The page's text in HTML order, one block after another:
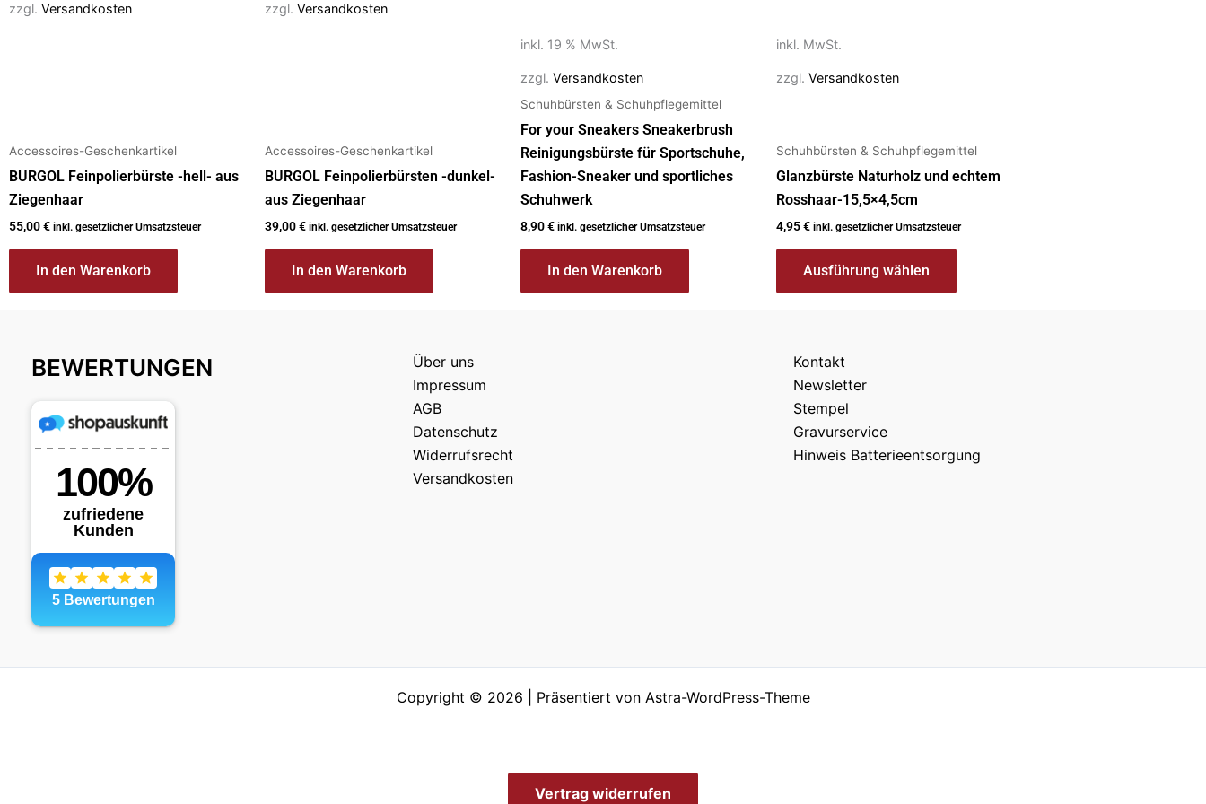
zzgl. Versandkosten
Accessoires-Geschenkartikel
BURGOL Feinpolierbürste -hell- aus
Ziegenhaar
55,00€ inkl. gesetzlicher Umsatzsteuer
In den Warenkorb
zzgl. Versandkosten
Accessoires-Geschenkartikel
BURGOL Feinpolierbürsten -dunkel-
aus Ziegenhaar
39,00€ inkl. gesetzlicher Umsatzsteuer
In den Warenkorb
inkl. 19 % MwSt.
zzgl. Versandkosten
Schuhbürsten & Schuhpflegemittel
For your Sneakers Sneakerbrush
Reinigungsbürste für Sportschuhe,
Fashion-Sneaker und sportliches
Schuhwerk
8,90€ inkl. gesetzlicher Umsatzsteuer
In den Warenkorb
inkl. MwSt.
zzgl. Versandkosten
Schuhbürsten & Schuhpflegemittel
Glanzbürste Naturholz und echtem
Rosshaar-15,5×4,5cm
4,95€ inkl. gesetzlicher Umsatzsteuer
Ausführung wählen
Produktseite
gewählt
BEWERTUNGEN
Über uns
Impressum
AGB
Datenschutz
Widerrufsrecht
Versandkosten
Kontakt
Newsletter
Stempel
Gravurservice
Hinweis Batterieentsorgung
Copyright © 2026 | Präsentiert von Astra-WordPress-Theme
Vertrag widerrufen